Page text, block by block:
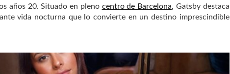
años 20. Situado en pleno centro de Barcelona, Gatsby destaca
vida nocturna que lo convierte en un destino imprescindible